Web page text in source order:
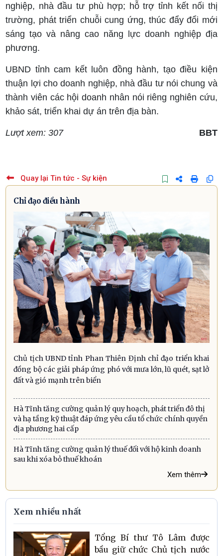
nghiệp, nhà đầu tư phù hợp; hỗ trợ tỉnh kết nối thị
trường, phát triển chuỗi cung ứng, thúc đẩy đổi mới
sáng tạo và nâng cao năng lực doanh nghiệp địa
phương.
UBND tỉnh cam kết luôn đồng hành, tạo điều kiện
thuận lợi cho doanh nghiệp, nhà đầu tư nói chung và
thành viên các hội doanh nhân nói riêng nghiên cứu,
khảo sát, triển khai dự án trên địa bàn.
Lượt xem: 307 BBT
Quay lại Tin tức - Sự kiện
Chỉ đạo điều hành
Chủ tịch UBND tỉnh Phan Thiên Định chỉ đạo triển khai
đồng bộ các giải pháp ứng phó với mưa lớn, lũ quét, sạt lở
đất và gió mạnh trên biển
Hà Tĩnh tăng cường quản lý quy hoạch, phát triển đô thị
và hạ tầng kỹ thuật đáp ứng yêu cầu tổ chức chính quyền
địa phương hai cấp
Hà Tĩnh tăng cường quản lý thuế đối với hộ kinh doanh
sau khi xóa bỏ thuế khoán
Xem thêm
Xem nhiều nhất
Tổng Bí thư Tô Lâm được
bầu giữ chức Chủ tịch nước